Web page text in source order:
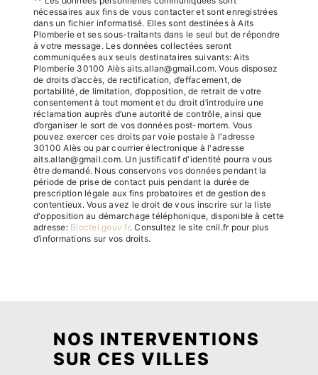
nécessaires aux fins de vous contacter et sont enregistrées
dans un fichier informatisé. Elles sont destinées à Aits
Plomberie et ses sous-traitants dans le seul but de répondre
à votre message. Les données collectées seront
communiquées aux seuls destinataires suivants: Aits
Plomberie 30100 Alès aits.allan@gmail.com. Vous disposez
de droits d’accès, de rectification, d’effacement, de
portabilité, de limitation, d’opposition, de retrait de votre
consentement à tout moment et du droit d’introduire une
réclamation auprès d’une autorité de contrôle, ainsi que
d’organiser le sort de vos données post-mortem. Vous
pouvez exercer ces droits par voie postale à l'adresse
30100 Alès ou par courrier électronique à l'adresse
aits.allan@gmail.com. Un justificatif d'identité pourra vous
être demandé. Nous conservons vos données pendant la
période de prise de contact puis pendant la durée de
prescription légale aux fins probatoires et de gestion des
contentieux. Vous avez le droit de vous inscrire sur la liste
d'opposition au démarchage téléphonique, disponible à cette
adresse: Bloctel.gouv.fr. Consultez le site cnil.fr pour plus
d’informations sur vos droits.
NOS INTERVENTIONS
SUR CES VILLES